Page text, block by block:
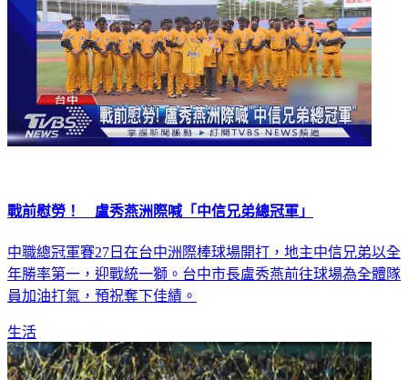
戰前慰勞！ 盧秀燕洲際喊「中信兄弟總冠軍」
中職總冠軍賽27日在台中洲際棒球場開打，地主中信兄弟以全
年勝率第一，迎戰統一獅。台中市長盧秀燕前往球場為全體隊
員加油打氣，預祝奪下佳績。
生活